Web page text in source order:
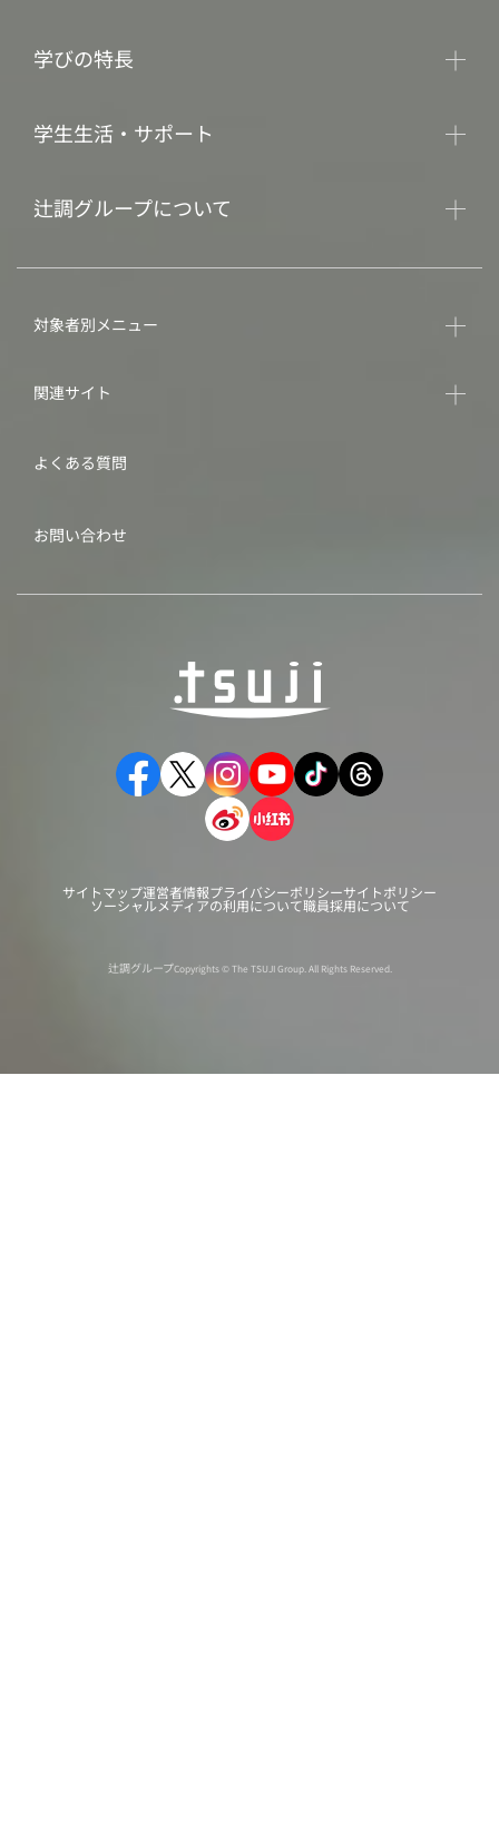
学びの特長
学生生活・サポート
辻調グループについて
対象者別メニュー
関連サイト
よくある質問
お問い合わせ
サイトマップ運営者情報プライバシーポリシーサイトポリシー
ソーシャルメディアの利用について職員採用について
辻調グループCopyrights © The TSUJI Group. All Rights Reserved.